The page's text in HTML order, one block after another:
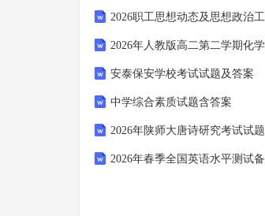
安泰保安学校考试试题及答案
中学综合素质试题含答案
2026年陕师大唐诗研究考试试题